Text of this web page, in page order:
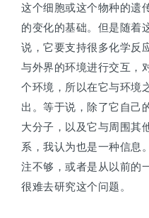
这个细胞或这个物种的遗
的变化的基础。但是随着
说，它要支持很多化学反
与外界的环境进行交互，
个环境，所以在它与环境
出。等于说，除了它自己
大分子，以及它与周围其
系，我认为也是一种信息
注不够，或者是从以前的
很难去研究这个问题。